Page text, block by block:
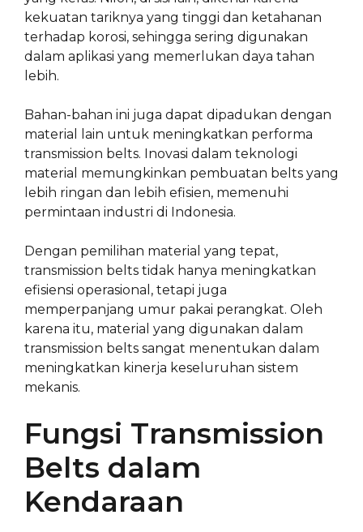
kekuatan tariknya yang tinggi dan ketahanan
terhadap korosi, sehingga sering digunakan
dalam aplikasi yang memerlukan daya tahan
lebih.
Bahan-bahan ini juga dapat dipadukan dengan
material lain untuk meningkatkan performa
transmission belts. Inovasi dalam teknologi
material memungkinkan pembuatan belts yang
lebih ringan dan lebih efisien, memenuhi
permintaan industri di Indonesia.
Dengan pemilihan material yang tepat,
transmission belts tidak hanya meningkatkan
efisiensi operasional, tetapi juga
memperpanjang umur pakai perangkat. Oleh
karena itu, material yang digunakan dalam
transmission belts sangat menentukan dalam
meningkatkan kinerja keseluruhan sistem
mekanis.
Fungsi Transmission
Belts dalam
Kendaraan